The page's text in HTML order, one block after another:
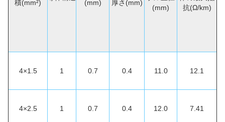
積(mm²) (mm) 厚さ(mm)
(mm)
抗(Ω/km)
4×1.5 1 0.7 0.4 11.0 12.1
4×2.5 1 0.7 0.4 12.0 7.41